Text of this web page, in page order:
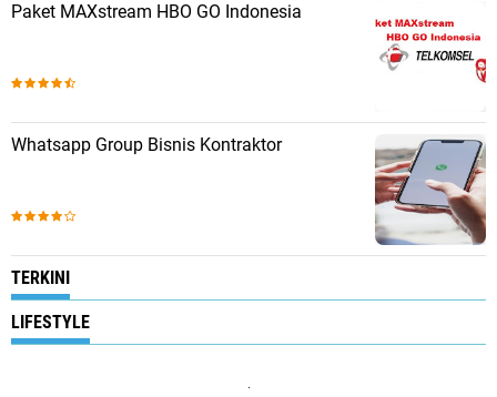
Paket MAXstream HBO GO Indonesia
Whatsapp Group Bisnis Kontraktor
TERKINI
LIFESTYLE